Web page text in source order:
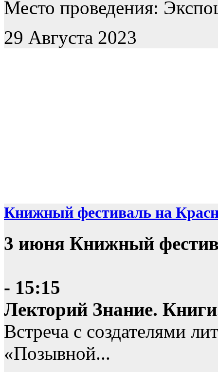
Место проведения:
29 Августа 2023
Книжный фестиваль на
3 июня Книжный
- 15:15
Лекторий Знание.
Встреча с создателями
«Позывной...